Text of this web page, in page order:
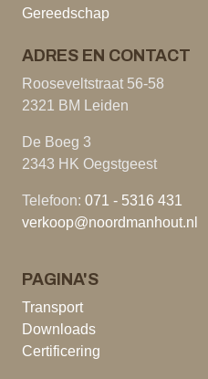
Gereedschap
ADRES EN CONTACT
Rooseveltstraat 56-58
2321 BM Leiden
De Boeg 3
2343 HK Oegstgeest
Telefoon: 071 - 5316 431
verkoop@noordmanhout.nl
PAGINA'S
Transport
Downloads
Certificering